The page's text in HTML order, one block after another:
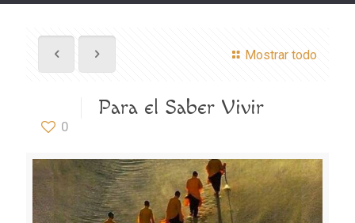
Mostrar todo
0
Para el Saber Vivir